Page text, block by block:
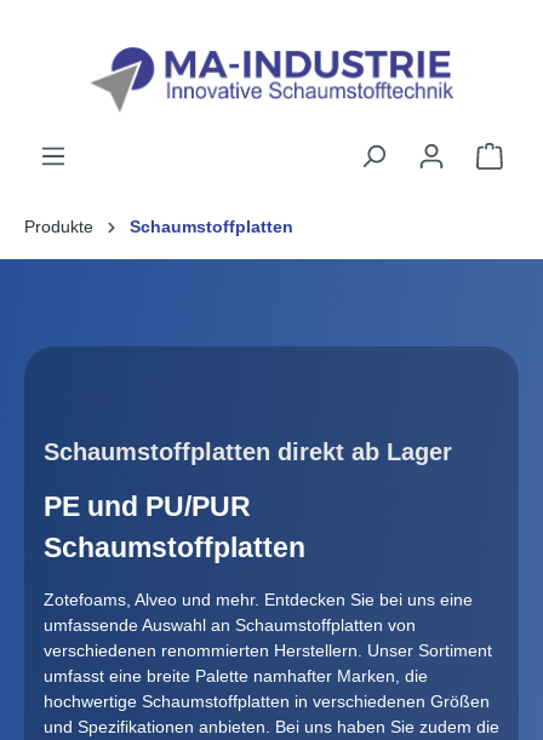
Produkte Schaumstoffplatten
Schaumstoffplatten direkt ab Lager
PE und PU/PUR
Schaumstoffplatten
Zotefoams, Alveo und mehr. Entdecken Sie bei uns eine
umfassende Auswahl an Schaumstoffplatten von
verschiedenen renommierten Herstellern. Unser Sortiment
umfasst eine breite Palette namhafter Marken, die
hochwertige Schaumstoffplatten in verschiedenen Größen
und Spezifikationen anbieten. Bei uns haben Sie zudem die